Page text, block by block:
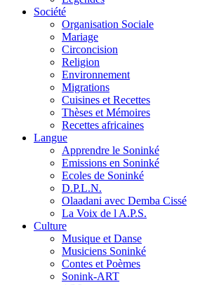
Société
Organisation Sociale
Mariage
Circoncision
Religion
Environnement
Migrations
Cuisines et Recettes
Thèses et Mémoires
Recettes africaines
Langue
Apprendre le Soninké
Emissions en Soninké
Ecoles de Soninké
D.P.L.N.
Olaadani avec Demba Cissé
La Voix de l A.P.S.
Culture
Musique et Danse
Musiciens Soninké
Contes et Poèmes
Sonink-ART